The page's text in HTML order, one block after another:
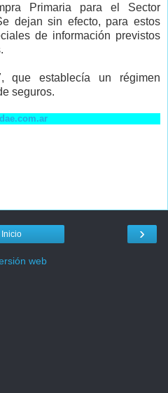
Primaria para el Sector
dejan sin efecto, para estos
de información previstos
que establecía un régimen
seguros.
›
Inicio
web